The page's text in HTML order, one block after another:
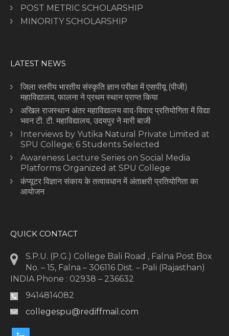
POST METRIC SCHOLARSHIP
MINORITY SCHOLARSHIP
LATEST NEWS
जिला स्तरीय भारतीय संस्कृति ज्ञान परीक्षा में एसपीयू (पीजी)
महाविद्यालय, फालना ने प्रथम स्थान प्राप्त किया
अखिल राजस्थान अंतर महाविद्यालय वाद-विवाद प्रतियोगिता में विद्या
भवन टी. टी. महाविद्यालय, उदयपुर ने मारी बाजी
Interviews by Yutika Natural Private Limited at
SPU College; 6 Students Selected
Awareness Lecture Series on Social Media
Platforms Organized at SPU College
कंप्यूटर विज्ञान संकाय के तत्वावधान में अंताक्षरी प्रतियोगिता का
आयोजन
QUICK CONTACT
S.P.U. (P.G.) College Bali Road , Falna Post Box
No. – 15, Falna – 306116 Dist. – Pali (Rajasthan)
INDIA Phone : 02938 – 236632
9414814082
collegespu@rediffmail.com